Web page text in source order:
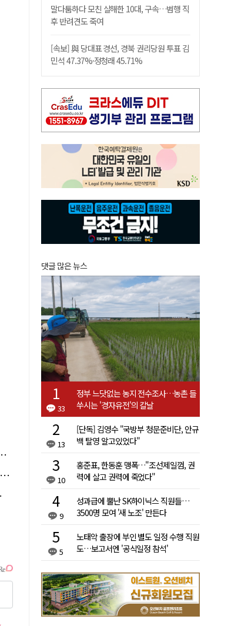
말다툼하다 모친 살해한 10대, 구속…범행 직
후 반려견도 죽여
[속보] 與 당대표 경선, 경북 권리당원 투표 김
민석 47.37%·정청래 45.71%
댓글 많은 뉴스
33
정부 느닷없는 농지 전수조사…농촌 들
쑤시는 '경자유전'의 칼날
13
[단독] 김영수 "국방부 청문준비단, 안규
백 탈영 알고있었다"
10
홍준표, 한동훈 맹폭…"조선제일껌, 권
력에 살고 권력에 죽었다"
9
성과급에 뿔난 SK하이닉스 직원들…
3500명 모여 '새 노조' 만든다
5
노태악 출장에 부인 별도 일정 수행 직원
도…보고서엔 '공식일정 참석'